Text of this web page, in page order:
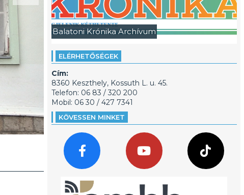
Balatoni Krónika Archívum
ELÉRHETŐSÉGEK
Cím:
8360 Keszthely, Kossuth L. u. 45.
Telefon: 06 83 / 320 200
Mobil: 06 30 / 427 7341
KÖVESSEN MINKET